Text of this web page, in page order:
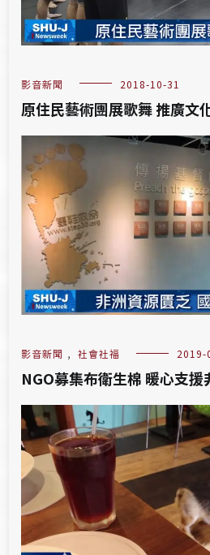
影音新聞 2018-10-31
原住民藝術團展歌舞 推廣文
影音新聞 , 社會社福 2019-
NGO募集布衛生棉 暖心支援